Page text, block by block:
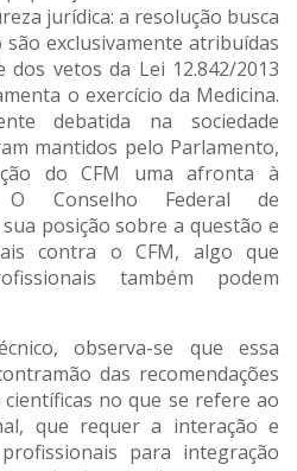
jurídica: a resolução busca
exclusivamente atribuídas
dos vetos da Lei 12.842/2013
o exercício da Medicina.
debatida na sociedade
mantidos pelo Parlamento,
do CFM uma afronta à
O Conselho Federal de
posição sobre a questão e
contra o CFM, algo que
também podem
observa-se que essa
das recomendações
no que se refere ao
que requer a interação e
para integração